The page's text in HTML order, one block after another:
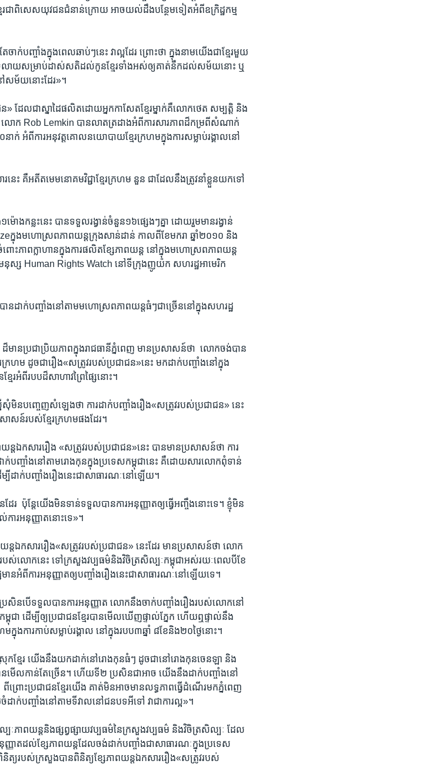
មែរ​ជាពិសេស​យុវជន​ជំនាន់​ក្រោយ​ អាច​យល់​ដឹង​បន្ថែម​ទៀត​អំពី​ឧក្រិដ្ឋ​កម្ម​
ាក់​បញ្ចាំង​ក្នុង​ពេល​ឆាប់ៗ​នេះ​ ​វា​ល្អ​ដែរ​ ​ព្រោះថា​ ក្នុងនាម​យើង​ជា​ខ្មែរ​មួយ​
ទូលាយ​សម្រាប់​ដាស់​សតិ​ដល់​កូន​ខ្មែរ​ទាំងអស់​ឲ្យ​គាត់​នឹក​ដល់​សម័យ​នោះ​ ឬ​
សម័យ​នោះដែរ»។
» ​ដែល​ជា​ស្នាដៃ​ផលិត​ដោយ​អ្នក​កាសែត​ខ្មែរ​ម្នាក់​គឺ​លោក​ថេត សម្បត្តិ និង​
លោក Rob Lemkin បាន​លាត​ត្រដាង​អំពី​ការ​សារភាព​ដ៏​កម្រ​ពី​សំណាក់​
ាក់​ អំពី​ការអនុវត្ត​គោល​នយោបាយ​ខ្មែរ​ក្រហម​ក្នុង​ការ​សម្លាប់​រង្គាល​នៅ
នេះ គឺ​អតីត​មេ​មនោគម​វិជ្ជាខ្មែរ​ក្រហម​ នួន ជាដែល​នឹង​ត្រូវ​នាំ​ខ្លួន​យក​ទៅ​
ង​កន្លះ​នេះ ​បាន​ទទួល​រង្វាន់​ចំនួន​១៦ផ្សេងៗ​គ្នា ​ដោយ​រួមមាន​រង្វាន់​
នុង​មហោស្រព​ភាពយន្ត​ក្រុង​សាន់ដាន់ ​កាលពី​ខែ​មករា ​ឆ្នាំ​២០១០ ​និង​
ោះ​ភាព​ក្លាហាន​ក្នុង​ការ​ផលិត​ខ្សែ​ភាពយន្ត​ នៅ​ក្នុង​មហោស្រព​ភាពយន្ត​
ធិមនុស្ស​ Human Rights Watch ​នៅ​ទីក្រុង​ញូយ៉ក​ សហ​រដ្ឋ​អាមេរិក​
បាន​ដាក់​បញ្ចាំង​នៅ​តាម​មហោស្រព​ភាព​យន្ត​ធំៗ​ជាច្រើន​នៅក្នុង​សហ​រដ្ឋ​
មាន​ប្រជាប្រិយ​ភាពក្នុង​រាជធានី​ភ្នំពេញ ​មាន​ប្រសាសន៍​ថា ​ ​លោក​ចង់​បាន​
រក្រហម​ ​ដូចជា​រឿង​«សត្រូវ​របស់​ប្រជាជន​»នេះ​ មក​ដាក់​បញ្ចាំង​នៅក្នុង​
ែរ​អំពី​របប​ដ៏​សាហាវ​ព្រៃផ្សៃ​នោះ។
មិន​បញ្ចេញ​សំឡេង​ថា ​ការ​ដាក់​បញ្ចាំង​រឿង​«សត្រូវ​របស់​ប្រជាជន»​ នេះ​
សន៍​របស់​ខ្មែរ​ក្រហម​ផង​ដែរ។
ឯកសារ​រឿង​ «សត្រូវ​របស់​ប្រជាជន»​នេះ​ បាន​មាន​ប្រសាសន៍​ថា ​ការ​
បញ្ចាំង​នៅតាម​រោងកុន​ក្នុង​ប្រទេស​កម្ពុជា​នេះ ​គឺ​ដោយ​សារ​លោក​ពុំ​ទាន់​
ម្បី​ដាក់​បញ្ចាំង​រឿង​នេះ​ជា​សាធារណៈ​នៅ​ឡើយ។
រ ​ ​ប៉ុន្តែ​យើង​មិនទាន់​ទទួល​បាន​ការអនុញ្ញាត​ឲ្យ​ធ្វើ​អញ្ចឹង​នោះ​ទេ។ ​ខ្ញុំ​មិន​
ការ​អនុញ្ញាត​នោះ​ទេ»។
ត​ឯកសារ​រឿង​«សត្រូវ​របស់​ប្រជាជន» ​នេះ​ដែរ​ ​មាន​ប្រសាសន៍​ថា ​លោក​
របស់​លោក​នេះ ​ទៅ​ក្រសួង​វប្បធម៌​និង​វិចិត្រ​សិល្បៈ​កម្ពុជា​អស់​រយៈ​ពេល​បី​ខែ​
មាន​អំពី​ការ​អនុញ្ញាត​ឲ្យ​បញ្ចាំង​រឿង​នេះ​ជា​សាធារណៈ​នៅឡើយ​ទេ។
រសិនបើ​ទទួល​បាន​ការអនុញ្ញាត​ ​លោក​នឹង​ចាក់​បញ្ចាំង​រឿង​របស់​លោក​នៅ​
ជា​ ដើម្បី​ឲ្យ​ប្រជាជន​ខ្មែរ​បាន​មើលឃើញ​ផ្ទាល់ភ្នែក​ ​ហើយ​ឮផ្ទាល់​នឹង
នុង​ការ​កាប់សម្លាប់​រង្គាល ​នៅ​ក្នុង​របប​៣​ឆ្នាំ ៨ខែ​និង​២០ថ្ងៃ​នោះ។
ក​ខ្មែរ​ ​យើង​នឹង​យក​ដាក់​នៅ​រោង​កុន​ធំៗ​ ដូចជា​នៅ​រោង​កុន​ចេនឡា និង​
ន​មើល​កាន់តែ​ច្រើន។​ ហើយ​ទី​២​ ប្រសិន​ជា​អាច ​យើង​នឹងដាក់​បញ្ចាំង​នៅ​
ពីព្រោះ​ប្រជាជន​ខ្មែរ​យើង​ ​គាត់​មិន​អាច​មាន​លទ្ធភាព​ធ្វើ​ដំណើរ​មក​ភ្នំពេញ​
ាក់​បញ្ចាំង​នៅ​តាម​ទីវាល​នៅ​ជនបទ​អី​ទៅ​ ​វា​ជា​ការ​ល្អ»។
ភាពយន្ត​និង​ផ្សព្វផ្សាយ​វប្បធម៌​នៃ​ក្រសួង​វប្បធម៌ និង​វិចិត្រ​សិល្បៈ ដែល​
នុញ្ញាត​ដល់​ខ្សែ​ភាពយន្ត​ដែល​ចង់​ដាក់​បញ្ចាំង​ជា​សាធារណៈ​ក្នុង​ប្រទេស​
និត្យ​របស់​ក្រសួង​បាន​ពិនិត្យ​ខ្សែ​ភាពយន្ត​ឯកសារ​រឿង​«សត្រូវ​របស់​